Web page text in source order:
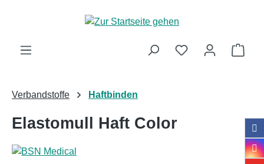
Zum Hauptinhalt springen
Verbandstoffe Haftbinden
Elastomull Haft Color